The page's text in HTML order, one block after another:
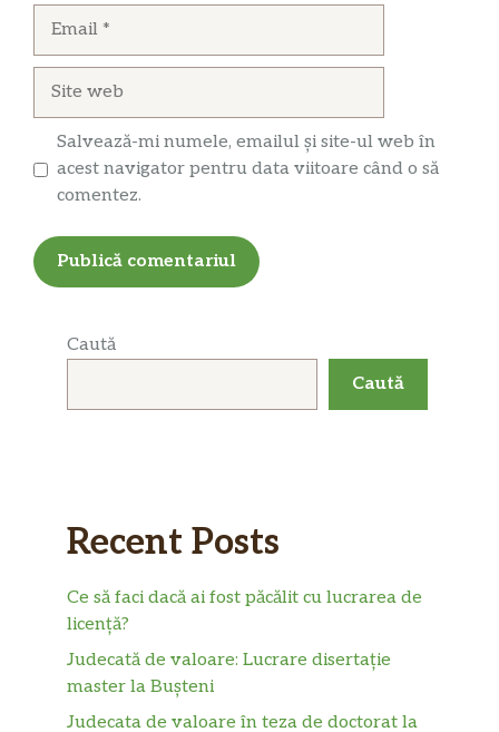
Salvează-mi numele, emailul și site-ul web în
acest navigator pentru data viitoare când o să
comentez.
Caută
Caută
Recent Posts
Ce să faci dacă ai fost păcălit cu lucrarea de
licență?
Judecată de valoare: Lucrare disertație
master la Bușteni
Judecata de valoare în teza de doctorat la